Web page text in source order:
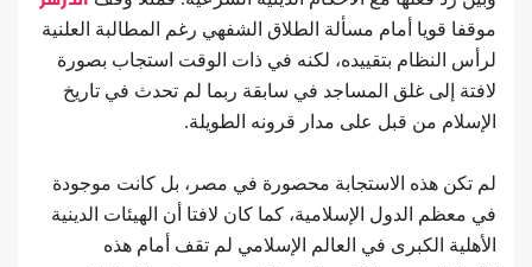
موقفا قويا أمام مسألة الطلاق الشفهي رغم المطالبة العلنية
لرأس النظام بتقييده، لكنه في ذات الوقت استجاب بصورة
لافتة إلى غلق المساجد في سابقة ربما لم تحدث في تاريخ
الإسلام من قبل على مدار قرونه الطويلة.
لم تكن هذه الاستجابة محصورة في مصر، بل كانت موجودة
في معظم الدول الإسلامية، كما كان لافتا أن الهيئات الدينية
الأهلية الكبرى في العالم الإسلامي لم تقف أمام هذه